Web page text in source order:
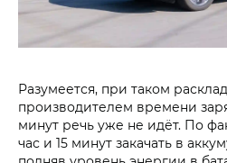
Разумеется, при таком
производителем времени
минут речь уже не идёт. По
час и 15 минут закачать в